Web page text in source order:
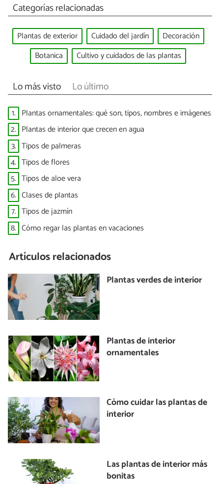
Categorías relacionadas
Plantas de exterior Cuidado del jardín
Decoración
Botanica
Cultivo y cuidados de las plantas
Lo más visto Lo último
1. Plantas ornamentales: qué son, tipos, nombres e imágenes
2. Plantas de interior que crecen en agua
3. Tipos de palmeras
4. Tipos de flores
5. Tipos de aloe vera
6. Clases de plantas
7. Tipos de jazmín
8. Cómo regar las plantas en vacaciones
Artículos relacionados
Plantas verdes de interior
Plantas de interior
ornamentales
Cómo cuidar las plantas de
interior
Las plantas de interior más
bonitas